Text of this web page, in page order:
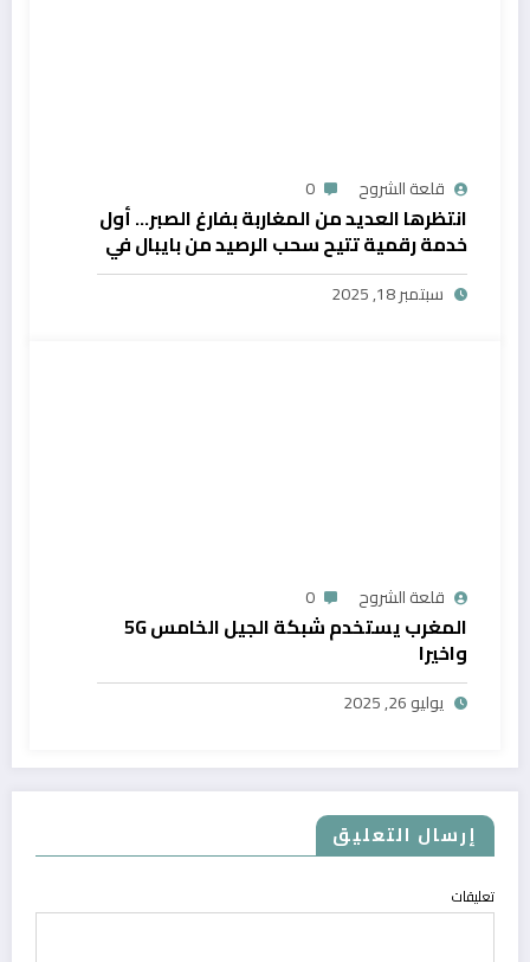
قلعة الشروح 0
انتظرها العديد من المغاربة بفارغ الصبر… أول
خدمة رقمية تتيح سحب الرصيد من بايبال في
المغرب
سبتمبر 18, 2025
قلعة الشروح 0
المغرب يستخدم شبكة الجيل الخامس 5G
واخيرا
يوليو 26, 2025
إرسال التعليق
تعليقات